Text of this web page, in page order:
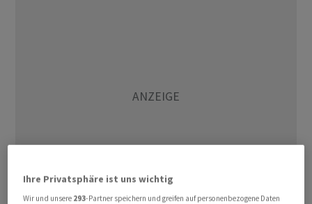
Ihre Privatsphäre ist uns wichtig
Wir und unsere 293-Partner speichern und greifen auf personenbezogene Daten